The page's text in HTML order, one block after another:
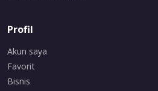
Profil
Akun saya
Favorit
Bisnis